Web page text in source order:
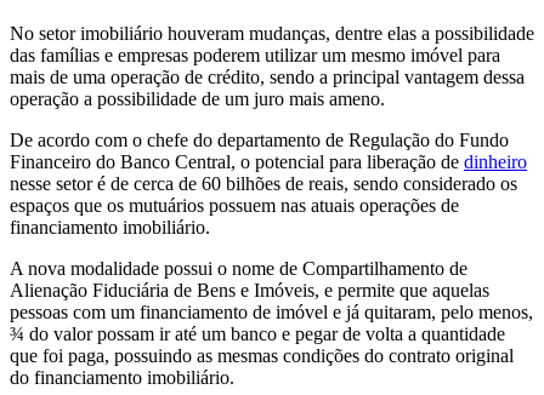
No setor imobiliário houveram mudanças, dentre elas a possibilidade
das famílias e empresas poderem utilizar um mesmo imóvel para
mais de uma operação de crédito, sendo a principal vantagem dessa
operação a possibilidade de um juro mais ameno.
De acordo com o chefe do departamento de Regulação do Fundo
Financeiro do Banco Central, o potencial para liberação de dinheiro
nesse setor é de cerca de 60 bilhões de reais, sendo considerado os
espaços que os mutuários possuem nas atuais operações de
financiamento imobiliário.
A nova modalidade possui o nome de Compartilhamento de
Alienação Fiduciária de Bens e Imóveis, e permite que aquelas
pessoas com um financiamento de imóvel e já quitaram, pelo menos,
¾ do valor possam ir até um banco e pegar de volta a quantidade
que foi paga, possuindo as mesmas condições do contrato original
do financiamento imobiliário.